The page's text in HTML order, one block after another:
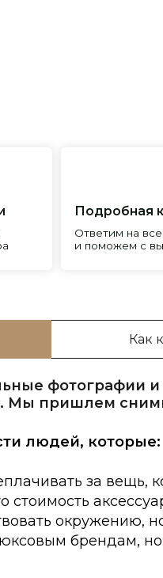
Как
фотографии
Мы пришлем
людей, которые:
за вещь,
стоимость
окружению,
брендам,